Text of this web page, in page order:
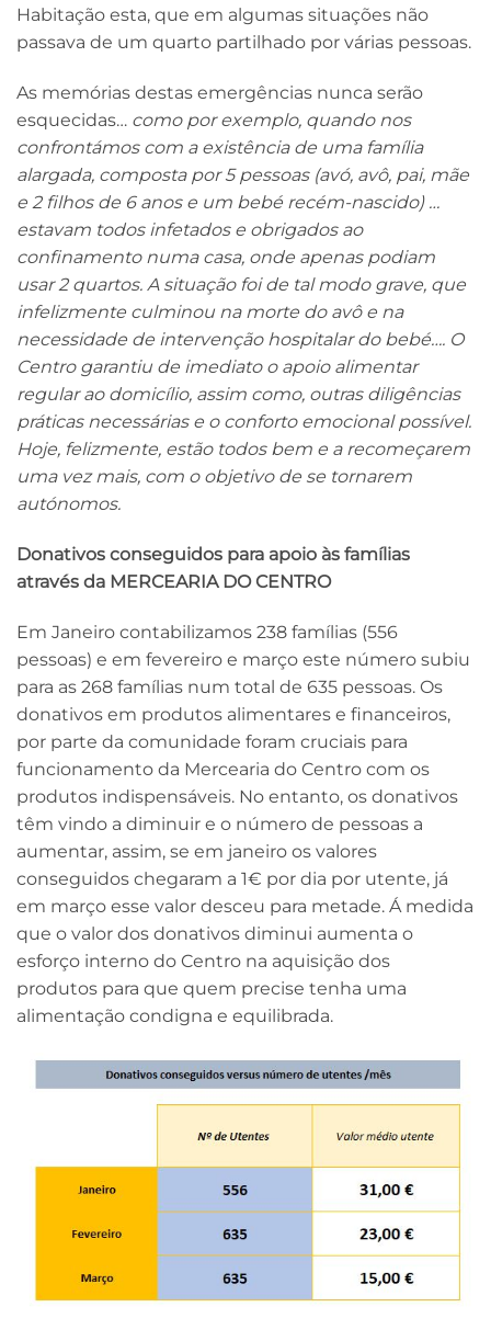
Habitação esta, que em algumas situações não
passava de um quarto partilhado por várias pessoas.
As memórias destas emergências nunca serão
esquecidas… como por exemplo, quando nos
confrontámos com a existência de uma família
alargada, composta por 5 pessoas (avó, avô, pai, mãe
e 2 filhos de 6 anos e um bebé recém-nascido) …
estavam todos infetados e obrigados ao
confinamento numa casa, onde apenas podiam
usar 2 quartos. A situação foi de tal modo grave, que
infelizmente culminou na morte do avô e na
necessidade de intervenção hospitalar do bebé…. O
Centro garantiu de imediato o apoio alimentar
regular ao domicílio, assim como, outras diligências
práticas necessárias e o conforto emocional possível.
Hoje, felizmente, estão todos bem e a recomeçarem
uma vez mais, com o objetivo de se tornarem
autónomos.
Donativos conseguidos para apoio às famílias
através da MERCEARIA DO CENTRO
Em Janeiro contabilizamos 238 famílias (556
pessoas) e em fevereiro e março este número subiu
para as 268 famílias num total de 635 pessoas. Os
donativos em produtos alimentares e financeiros,
por parte da comunidade foram cruciais para
funcionamento da Mercearia do Centro com os
produtos indispensáveis. No entanto, os donativos
têm vindo a diminuir e o número de pessoas a
aumentar, assim, se em janeiro os valores
conseguidos chegaram a 1€ por dia por utente, já
em março esse valor desceu para metade. Á medida
que o valor dos donativos diminui aumenta o
esforço interno do Centro na aquisição dos
produtos para que quem precise tenha uma
alimentação condigna e equilibrada.